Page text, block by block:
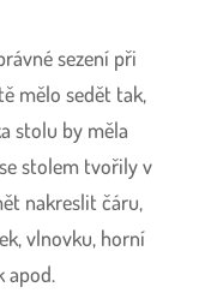
sezení při
mělo sedět tak,
stolu by měla
stolem tvořily v
nakreslit čáru,
vlnovku, horní
apod.